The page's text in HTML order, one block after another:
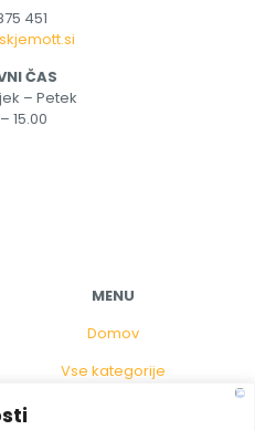
451
ČAS
– Petek
15.00
MENU
Domov
Vse kategorije